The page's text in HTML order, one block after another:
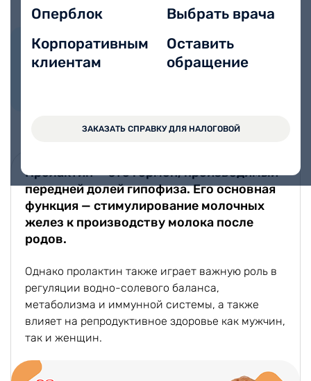
Оперблок
Корпоративным
клиентам
Выбрать врача
Оставить
обращение
ЗАКАЗАТЬ СПРАВКУ ДЛЯ НАЛОГОВОЙ
Автор статьи:
Вараксина Елена
Пролактин — это гормон, производимый
передней долей гипофиза. Его основная
функция — стимулирование молочных
желез к производству молока после
родов.
Однако пролактин также играет важную роль в
регуляции водно-солевого баланса,
метаболизма и иммунной системы, а также
влияет на репродуктивное здоровье как мужчин,
так и женщин.